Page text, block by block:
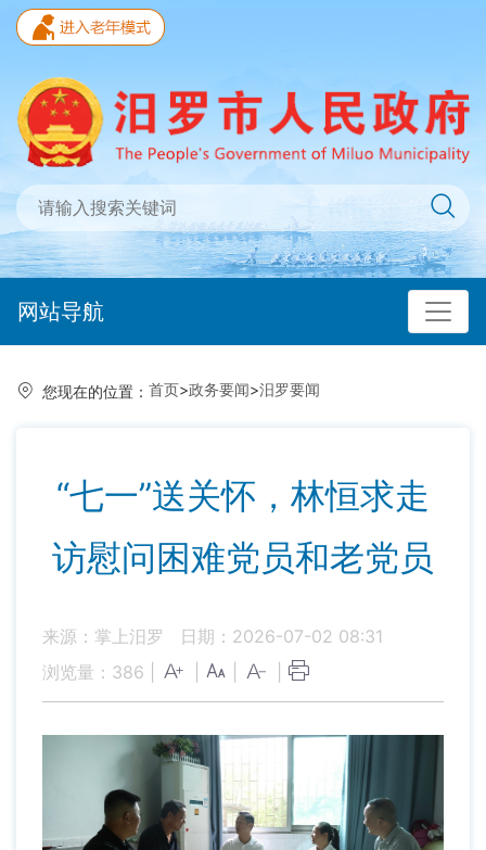
网站导航
您现在的位置： 首页>政务要闻>汨罗要闻
“七一”送关怀，林恒求走
访慰问困难党员和老党员
来源：掌上汨罗
日期：2026-07-02 08:31
浏览量： 386